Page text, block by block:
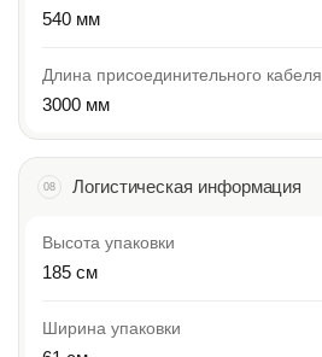
540 мм
Длина присоединительного кабеля
3000 мм
08 Логистическая информация
Высота упаковки
185 см
Ширина упаковки